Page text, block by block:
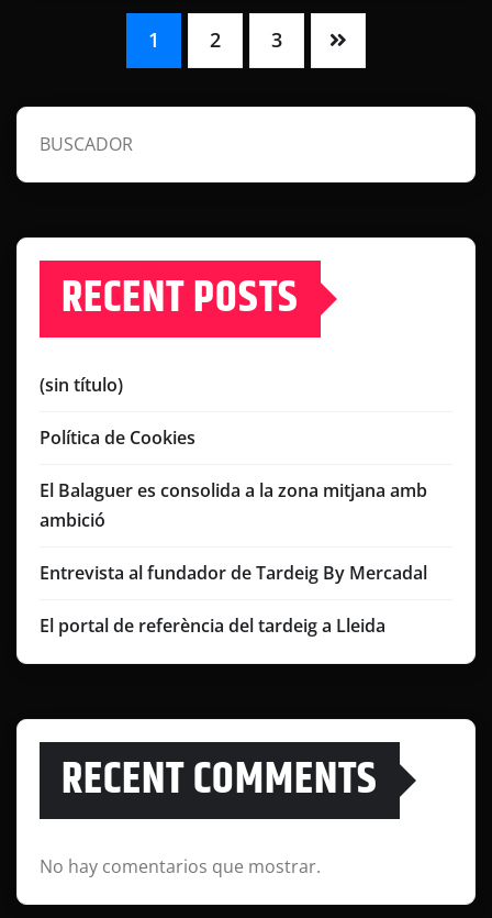
1 2 3
BUSCADOR
RECENT POSTS
(sin título)
Política de Cookies
El Balaguer es consolida a la zona mitjana amb
ambició
Entrevista al fundador de Tardeig By Mercadal
El portal de referència del tardeig a Lleida
RECENT COMMENTS
No hay comentarios que mostrar.